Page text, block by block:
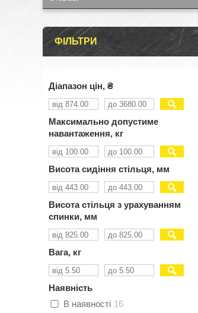
ФІЛЬТРИ
Діапазон цін, ₴
Максимально допустиме
навантаження, кг
Висота сидіння стільця, мм
Висота стільця з урахуванням
спинки, мм
Вага, кг
Наявність
В наявності 16